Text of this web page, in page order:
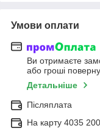
Умови оплати
Ви отримаєте
або гроші
Детальніше
Післяплата
На карту 4035